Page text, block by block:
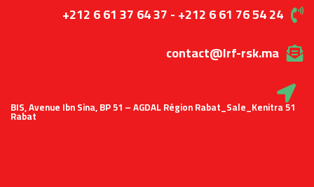
+212 6 61 37 64 37 - +212 6 61 76 54 24
contact@lrf-rsk.ma
51 BIS, Avenue Ibn Sina, BP 51 – AGDAL Région Rabat_Sale_Kenitra
Rabat